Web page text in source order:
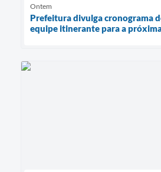
Ontem
Prefeitura divulga cronograma
equipe itinerante para a